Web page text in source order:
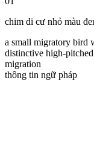
chim di cư nhỏ màu
a small migratory bird
distinctive high-
migration
thông tin ngữ pháp